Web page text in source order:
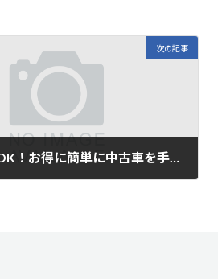
次の記事
「全国納車OK！お得に簡単に中古車を手に入れるなら、私たちにお任せ！」